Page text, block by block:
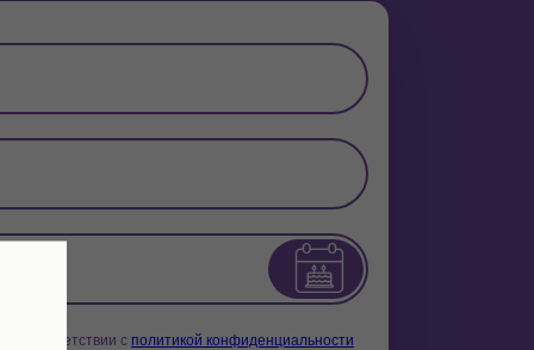
в соответствии с политикой конфиденциальности